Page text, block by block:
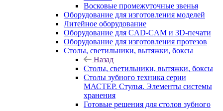
Восковые промежуточные звенья
Оборудование для изготовления моделей
Литейное оборудование
Оборудование для CAD-CAM и 3D-печати
Оборудование для изготовления протезов
Cтолы, светильники, вытяжки, боксы
Назад
Cтолы, светильники, вытяжки, боксы
Столы зубного техника серии
МАСТЕР. Стулья. Элементы системы
хранения
Готовые решения для столов зубного